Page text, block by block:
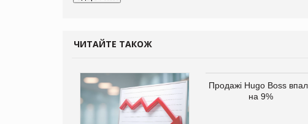
ЧИТАЙТЕ ТАКОЖ
Продажі Hugo Boss
на 9%